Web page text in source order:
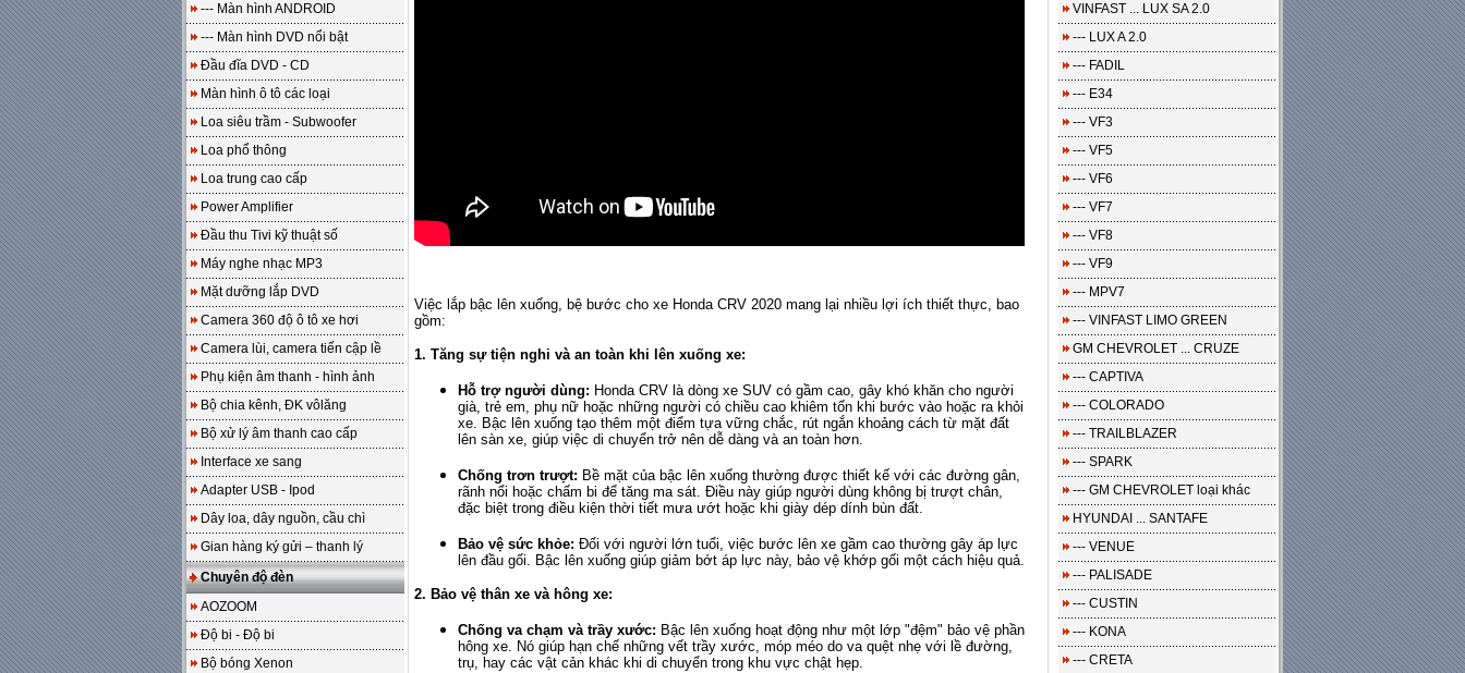
--- Màn hình ANDROID
--- Màn hình DVD nổi bật
Đầu đĩa DVD - CD
Màn hình ô tô các loại
Loa siêu trầm - Subwoofer
Loa phổ thông
Loa trung cao cấp
Power Amplifier
Đầu thu Tivi kỹ thuật số
Máy nghe nhạc MP3
Mặt dưỡng lắp DVD
Camera 360 độ ô tô xe hơi
Camera lùi, camera tiến cập lề
Phụ kiện âm thanh - hình ảnh
Bộ chia kênh, ĐK vôlăng
Bộ xử lý âm thanh cao cấp
Interface xe sang
Adapter USB - Ipod
Dây loa, dây nguồn, cầu chì
Gian hàng ký gửi – thanh lý
Chuyên độ đèn
AOZOOM
Độ bi - Độ bi
Bộ bóng Xenon
Việc lắp bậc lên xuống, bệ bước cho xe Honda CRV 2020 mang lại nhiều lợi ích thiết thực, bao
gồm:
1. Tăng sự tiện nghi và an toàn khi lên xuống xe:
Hỗ trợ người dùng: Honda CRV là dòng xe SUV có gầm cao, gây khó khăn cho người
già, trẻ em, phụ nữ hoặc những người có chiều cao khiêm tốn khi bước vào hoặc ra khỏi
xe. Bậc lên xuống tạo thêm một điểm tựa vững chắc, rút ngắn khoảng cách từ mặt đất
lên sàn xe, giúp việc di chuyển trở nên dễ dàng và an toàn hơn.
Chống trơn trượt: Bề mặt của bậc lên xuống thường được thiết kế với các đường gân,
rãnh nổi hoặc chấm bi để tăng ma sát. Điều này giúp người dùng không bị trượt chân,
đặc biệt trong điều kiện thời tiết mưa ướt hoặc khi giày dép dính bùn đất.
Bảo vệ sức khỏe: Đối với người lớn tuổi, việc bước lên xe gầm cao thường gây áp lực
lên đầu gối. Bậc lên xuống giúp giảm bớt áp lực này, bảo vệ khớp gối một cách hiệu quả.
2. Bảo vệ thân xe và hông xe:
Chống va chạm và trầy xước: Bậc lên xuống hoạt động như một lớp "đệm" bảo vệ phần
hông xe. Nó giúp hạn chế những vết trầy xước, móp méo do va quệt nhẹ với lề đường,
trụ, hay các vật cản khác khi di chuyển trong khu vực chật hẹp.
VINFAST ... LUX SA 2.0
--- LUX A 2.0
--- FADIL
--- E34
--- VF3
--- VF5
--- VF6
--- VF7
--- VF8
--- VF9
--- MPV7
--- VINFAST LIMO GREEN
GM CHEVROLET ... CRUZE
--- CAPTIVA
--- COLORADO
--- TRAILBLAZER
--- SPARK
--- GM CHEVROLET loại khác
HYUNDAI ... SANTAFE
--- VENUE
--- PALISADE
--- CUSTIN
--- KONA
--- CRETA